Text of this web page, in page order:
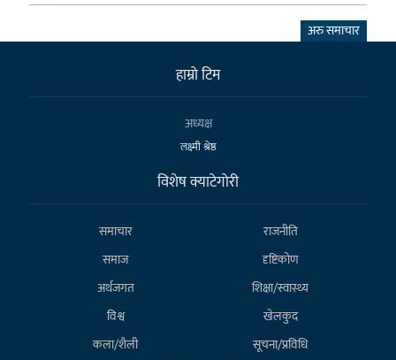
अरु समाचार
हाम्राे टिम
अध्यक्ष
लक्ष्मी श्रेष्ठ
विशेष क्याटेगाेरी
समाचार
राजनीति
समाज
दृष्टिकोण
अर्थजगत
शिक्षा/स्वास्थ्य
विश्व
खेलकुद
कला/शैली
सूचना/प्रविधि